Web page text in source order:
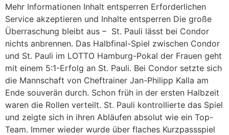
Mehr Informationen Inhalt entsperren Erforderlichen
Service akzeptieren und Inhalte entsperren Die große
Überraschung bleibt aus – St. Pauli lässt bei Condor
nichts anbrennen. Das Halbfinal-Spiel zwischen Condor
und St. Pauli im LOTTO Hamburg-Pokal der Frauen geht
mit einem 5:1-Erfolg an St. Pauli. Bei Condor setzte sich
die Mannschaft von Cheftrainer Jan-Philipp Kalla am
Ende souverän durch. Schon früh in der ersten Halbzeit
waren die Rollen verteilt. St. Pauli kontrollierte das Spiel
und zeigte sich in ihren Abläufen absolut wie ein Top-
Team. Immer wieder wurde über flaches Kurzpassspiel